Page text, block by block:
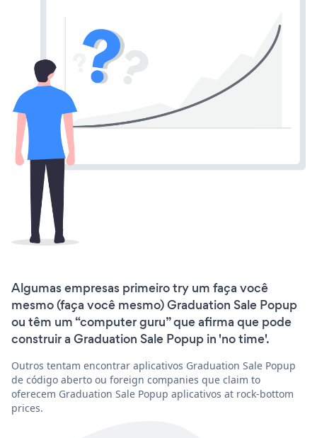
Algumas empresas primeiro try um faça você
mesmo (faça você mesmo) Graduation Sale Popup
ou têm um “computer guru” que afirma que pode
construir a Graduation Sale Popup in 'no time'.
Outros tentam encontrar aplicativos Graduation Sale Popup
de código aberto ou foreign companies que claim to
oferecem Graduation Sale Popup aplicativos at rock-bottom
prices.